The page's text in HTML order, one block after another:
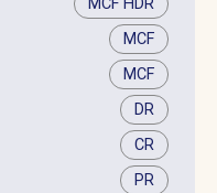
MCF
MCF
DR
CR
PR